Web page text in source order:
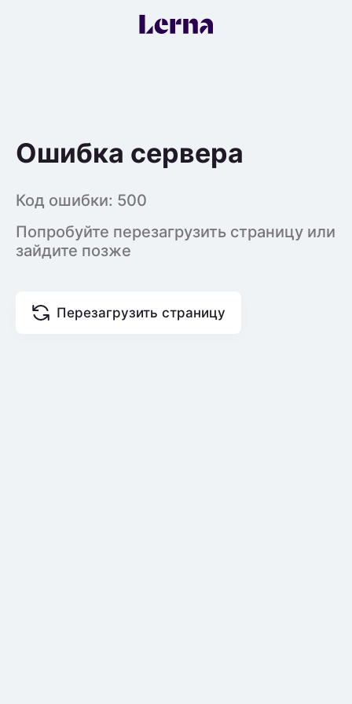
Ошибка сервера
Код ошибки: 500
Попробуйте перезагрузить страницу или
зайдите позже
Перезагрузить страницу